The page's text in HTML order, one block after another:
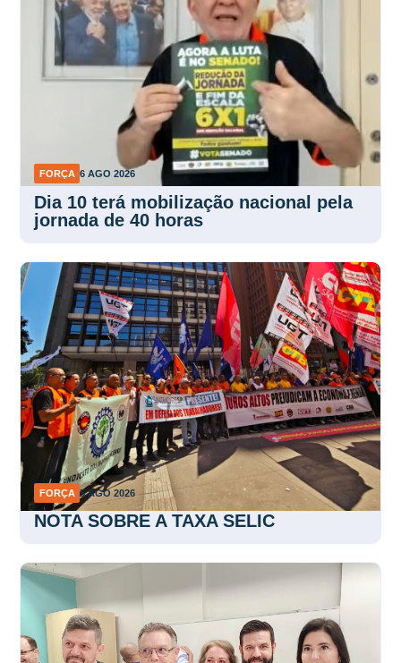
FORÇA 6 AGO 2026
Dia 10 terá mobilização nacional pela
jornada de 40 horas
FORÇA 5 AGO 2026
NOTA SOBRE A TAXA SELIC